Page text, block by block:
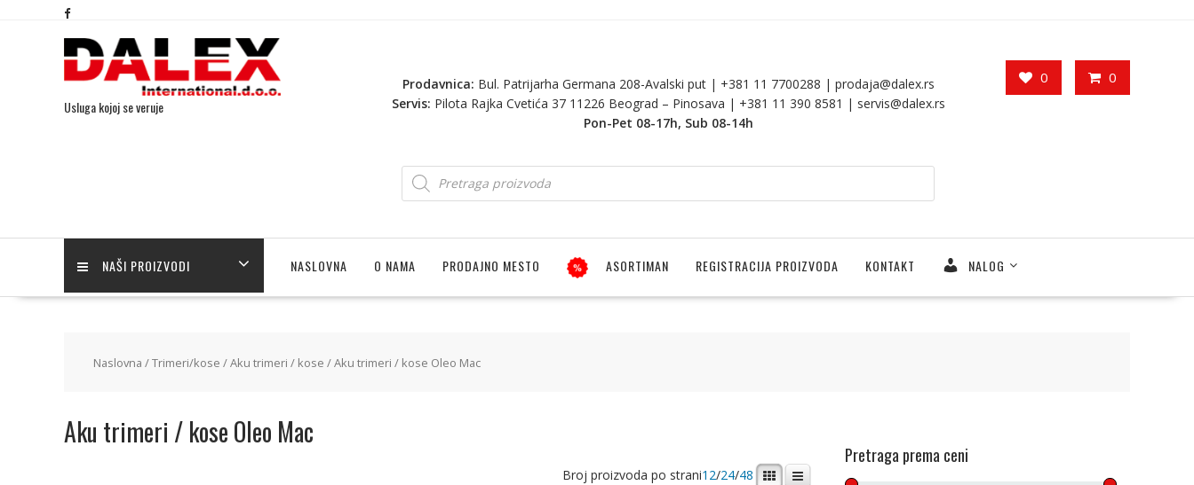
Usluga kojoj se veruje
0 0
Prodavnica: Bul. Patrijarha Germana 208-Avalski put | +381 11 7700288 | prodaja@dalex.rs
Servis: Pilota Rajka Cvetića 37 11226 Beograd – Pinosava | +381 11 390 8581 | servis@dalex.rs
Pon-Pet 08-17h, Sub 08-14h
NAŠI PROIZVODI NASLOVNA O NAMA PRODAJNO MESTO ASORTIMAN REGISTRACIJA PROIZVODA KONTAKT NALOG
Naslovna /Trimeri/kose /Aku trimeri / kose / Aku trimeri / kose Oleo Mac
Aku trimeri / kose Oleo Mac
Broj proizvoda po strani12/24/48
Pretraga prema ceni